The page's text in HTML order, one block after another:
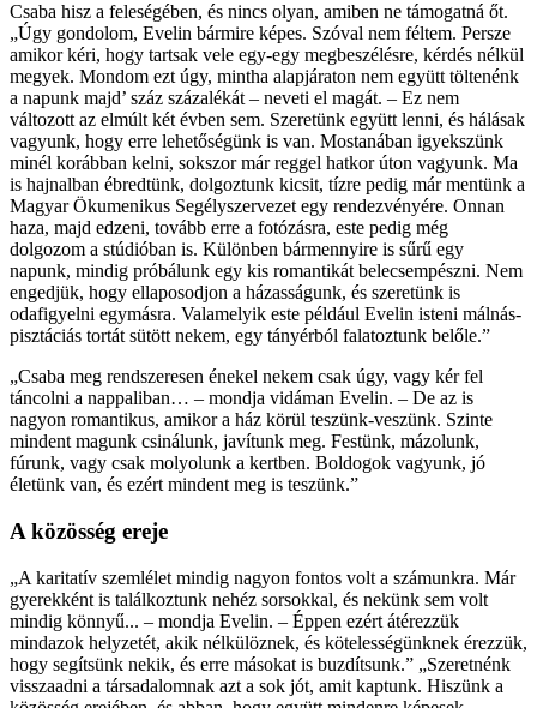
Csaba hisz a feleségében, és nincs olyan, amiben ne támogatná őt.
„Úgy gondolom, Evelin bármire képes. Szóval nem féltem. Persze
amikor kéri, hogy tartsak vele egy-egy megbeszélésre, kérdés nélkül
megyek. Mondom ezt úgy, mintha alapjáraton nem együtt töltenénk
a napunk majd’ száz százalékát – neveti el magát. – Ez nem
változott az elmúlt két évben sem. Szeretünk együtt lenni, és hálásak
vagyunk, hogy erre lehetőségünk is van. Mostanában igyekszünk
minél korábban kelni, sokszor már reggel hatkor úton vagyunk. Ma
is hajnalban ébredtünk, dolgoztunk kicsit, tízre pedig már mentünk a
Magyar Ökumenikus Segélyszervezet egy rendezvényére. Onnan
haza, majd edzeni, tovább erre a fotózásra, este pedig még
dolgozom a stúdióban is. Különben bármennyire is sűrű egy
napunk, mindig próbálunk egy kis romantikát belecsempészni. Nem
engedjük, hogy ellaposodjon a házasságunk, és szeretünk is
odafigyelni egymásra. Valamelyik este például Evelin isteni málnás-
pisztáciás tortát sütött nekem, egy tányérból falatoztunk belőle.”
„Csaba meg rendszeresen énekel nekem csak úgy, vagy kér fel
táncolni a nappaliban… – mondja vidáman Evelin. – De az is
nagyon romantikus, amikor a ház körül teszünk-veszünk. Szinte
mindent magunk csinálunk, javítunk meg. Festünk, mázolunk,
fúrunk, vagy csak molyolunk a kertben. Boldogok vagyunk, jó
életünk van, és ezért mindent meg is teszünk.”
A közösség ereje
„A karitatív szemlélet mindig nagyon fontos volt a számunkra. Már
gyerekként is találkoztunk nehéz sorsokkal, és nekünk sem volt
mindig könnyű... – mondja Evelin. – Éppen ezért átérezzük
mindazok helyzetét, akik nélkülöznek, és kötelességünknek érezzük,
hogy segítsünk nekik, és erre másokat is buzdítsunk.” „Szeretnénk
visszaadni a társadalomnak azt a sok jót, amit kaptunk. Hiszünk a